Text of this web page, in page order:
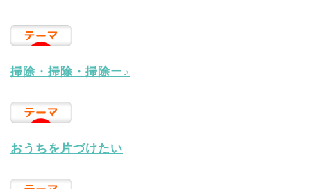
掃除・掃除・掃除ー♪
おうちを片づけたい